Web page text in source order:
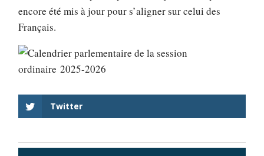
encore été mis à jour pour s’aligner sur celui des
Français.
Twitter